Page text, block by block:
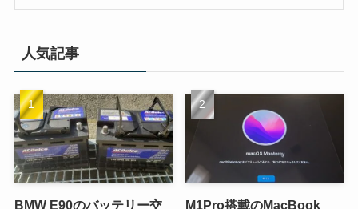
人気記事
BMW E90のバッテリー交 M1Pro搭載のMacBook